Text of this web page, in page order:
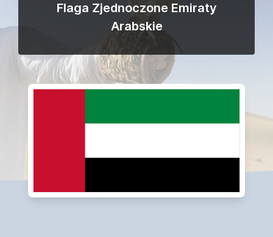
Flaga Zjednoczone Emiraty
Arabskie